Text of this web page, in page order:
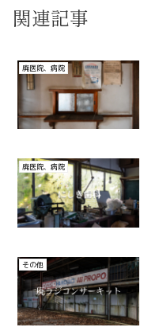
関連記事
廃医院、病院
廃医院、病院
その他